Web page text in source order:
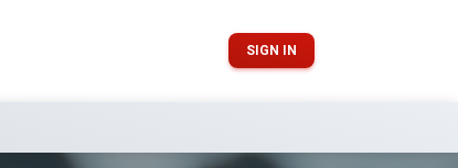
SIGN IN